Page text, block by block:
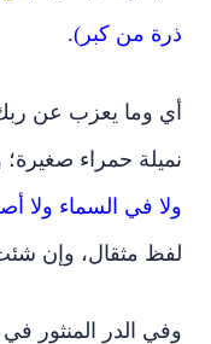
ذرة من كبر).
أي وما يعزب عن
نميلة حمراء
ولا في السماء ولا
لفظ مثقال، وإن
وفي الدر المنثور في